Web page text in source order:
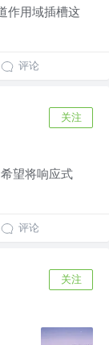
作用域插槽这
评论
关注
望将响应式
评论
关注